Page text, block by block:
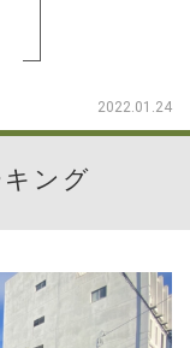
2022.01.24
ング